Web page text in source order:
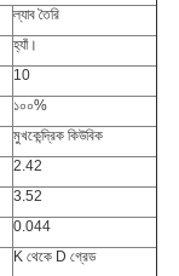
ল্যাব তৈরি
হ্যাঁ।
10
১০০%
মুখকেন্দ্রিক কিউবিক
2.42
3.52
0.044
K থেকে D গ্রেড